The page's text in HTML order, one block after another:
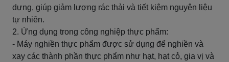
dựng, giúp giảm lượng rác thải và tiết kiệm nguyên liệu
tự nhiên.
2. Ứng dụng trong công nghiệp thực phẩm:
- Máy nghiền thực phẩm được sử dụng để nghiền và
xay các thành phần thực phẩm như hạt, hạt cỏ, gia vị và